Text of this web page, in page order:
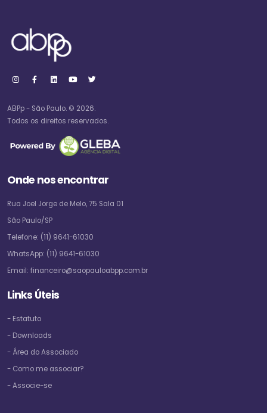
ABPp - São Paulo. © 2026.
Todos os direitos reservados.
Onde nos encontrar
Rua Joel Jorge de Melo, 75 Sala 01
São Paulo/SP
Telefone: (11) 9641-61030
WhatsApp: (11) 9641-61030
Email: financeiro@saopauloabpp.com.br
Links Úteis
- Estatuto
- Downloads
- Área do Associado
- Como me associar?
- Associe-se